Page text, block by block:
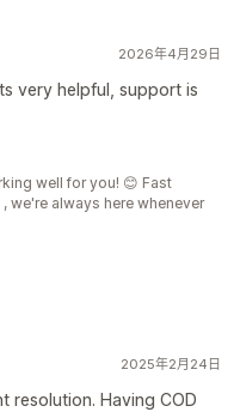
2026年4月29日
very helpful, support is
well for you! 😊 Fast
we're always here whenever
2025年2月24日
resolution. Having COD